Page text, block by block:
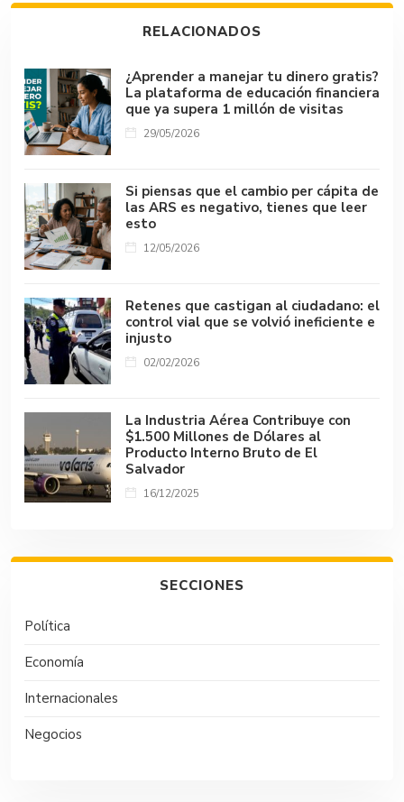
ok p
p
s n tir
RELACIONADOS
¿Aprender a manejar tu dinero gratis?
La plataforma de educación financiera
que ya supera 1 millón de visitas
29/05/2026
Si piensas que el cambio per cápita de
las ARS es negativo, tienes que leer
esto
12/05/2026
Retenes que castigan al ciudadano: el
control vial que se volvió ineficiente e
injusto
02/02/2026
La Industria Aérea Contribuye con
$1.500 Millones de Dólares al
Producto Interno Bruto de El
Salvador
16/12/2025
SECCIONES
Política
Economía
Internacionales
Negocios